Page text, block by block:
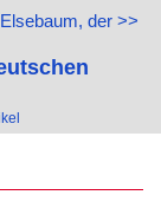
Elsebaum, der >>